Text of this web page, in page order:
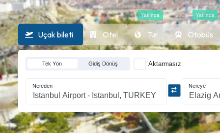
Uçak bileti Otel
Yakında
Tur
Yakında
Otobüs
Tek Yön Gidiş Dönüş Aktarmasız
Nereden Nereye